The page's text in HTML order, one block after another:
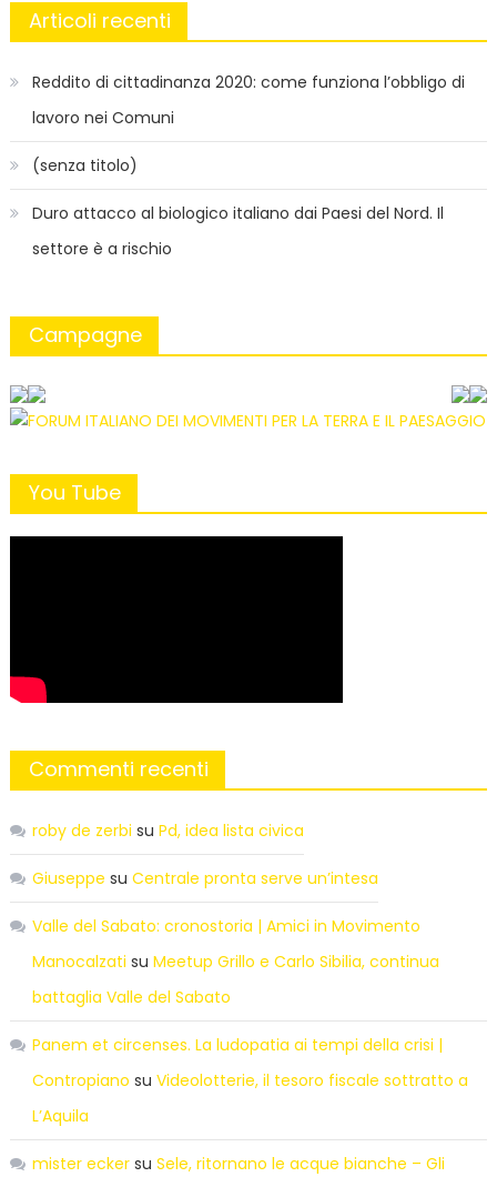
Articoli recenti
Reddito di cittadinanza 2020: come funziona l’obbligo di
lavoro nei Comuni
(senza titolo)
Duro attacco al biologico italiano dai Paesi del Nord. Il
settore è a rischio
Campagne
You Tube
Commenti recenti
roby de zerbi su Pd, idea lista civica
Giuseppe su Centrale pronta serve un’intesa
Valle del Sabato: cronostoria | Amici in Movimento
Manocalzati su Meetup Grillo e Carlo Sibilia, continua
battaglia Valle del Sabato
Panem et circenses. La ludopatia ai tempi della crisi |
Contropiano su Videolotterie, il tesoro fiscale sottratto a
L’Aquila
mister eckersu Sele, ritornano le acque bianche – Gli